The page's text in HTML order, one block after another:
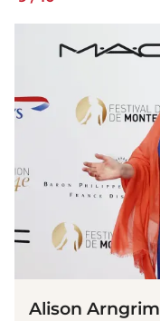
Alison Arngrim